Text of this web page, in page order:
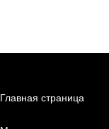
Главная страница